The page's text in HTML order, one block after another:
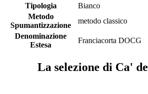
Tipologia
Bianco
Metodo
Spumantizzazione
metodo classico
Denominazione
Estesa
Franciacorta DOCG
La selezione di Ca'